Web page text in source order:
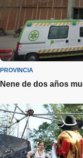
PROVINCIA
Nene de dos años